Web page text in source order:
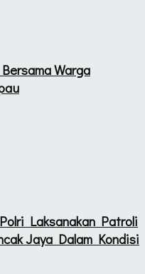
Warga
Laksanakan Patroli
Jaya Dalam Kondisi